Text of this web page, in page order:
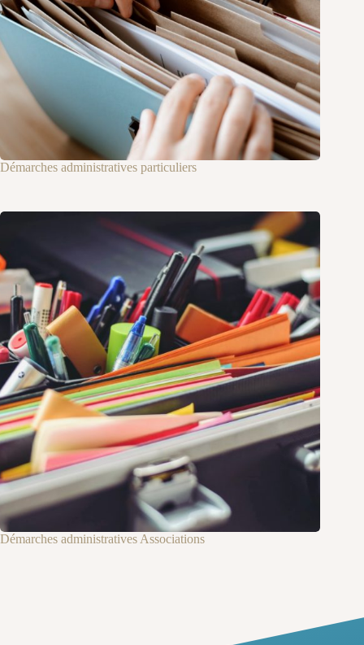
Démarches administratives particuliers
Démarches administratives Associations